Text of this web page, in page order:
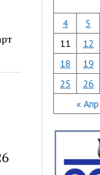
« Апр
4
5
11
12
18
19
25
26